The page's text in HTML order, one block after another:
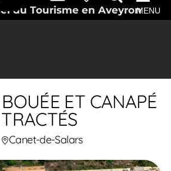
du Tourisme en AveyronMENU
ET CANAPÉ
TRACTÉS
Canet-de-Salars